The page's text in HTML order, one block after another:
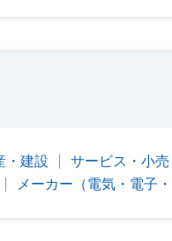
・建設
サービス・小売
メーカー（電気・電子・